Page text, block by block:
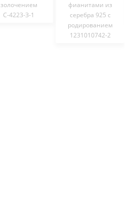
золочением
С-4223-З-1
фианитами из
серебра 925 с
родированием
1231010742-2